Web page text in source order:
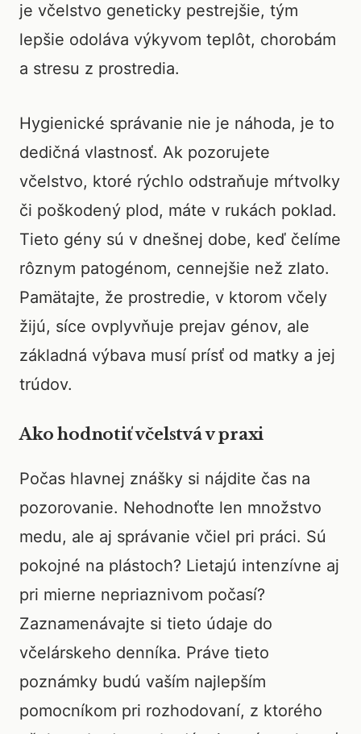
je včelstvo geneticky pestrejšie, tým
lepšie odoláva výkyvom teplôt, chorobám
a stresu z prostredia.
Hygienické správanie nie je náhoda, je to
dedičná vlastnosť. Ak pozorujete
včelstvo, ktoré rýchlo odstraňuje mŕtvolky
či poškodený plod, máte v rukách poklad.
Tieto gény sú v dnešnej dobe, keď čelíme
rôznym patogénom, cennejšie než zlato.
Pamätajte, že prostredie, v ktorom včely
žijú, síce ovplyvňuje prejav génov, ale
základná výbava musí prísť od matky a jej
trúdov.
Ako hodnotiť včelstvá v praxi
Počas hlavnej znášky si nájdite čas na
pozorovanie. Nehodnoťte len množstvo
medu, ale aj správanie včiel pri práci. Sú
pokojné na plástoch? Lietajú intenzívne aj
pri mierne nepriaznivom počasí?
Zaznamenávajte si tieto údaje do
včelárskeho denníka. Práve tieto
poznámky budú vaším najlepším
pomocníkom pri rozhodovaní, z ktorého